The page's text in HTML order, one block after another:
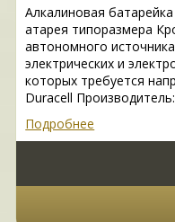
Алкалиновая
атарея типоразмера
автономного
электрических и
которых требуется
Duracell
Подробнее